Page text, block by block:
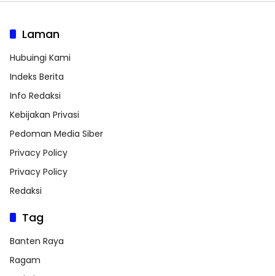
Laman
Hubuingi Kami
Indeks Berita
Info Redaksi
Kebijakan Privasi
Pedoman Media Siber
Privacy Policy
Privacy Policy
Redaksi
Tag
Banten Raya
Ragam